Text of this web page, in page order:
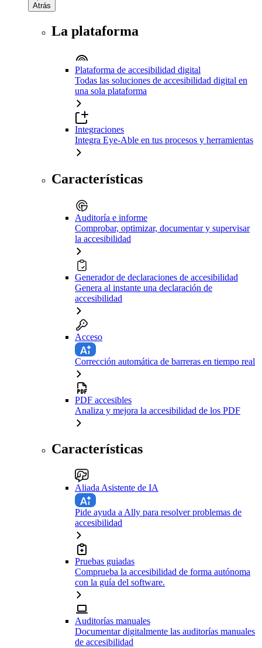
Atrás
La plataforma
Plataforma de accesibilidad digital
Todas las soluciones de accesibilidad digital en
una sola plataforma
Integraciones
Integra Eye-Able en tus procesos y herramientas
Características
Auditoría e informe
Comprobar, optimizar, documentar y supervisar
la accesibilidad
Generador de declaraciones de accesibilidad
Genera al instante una declaración de
accesibilidad
Acceso
Corrección automática de barreras en tiempo real
PDF accesibles
Analiza y mejora la accesibilidad de los PDF
Características
Aliada Asistente de IA
Pide ayuda a Ally para resolver problemas de
accesibilidad
Pruebas guiadas
Comprueba la accesibilidad de forma autónoma
con la guía del software.
Auditorías manuales
Documentar digitalmente las auditorías manuales
de accesibilidad